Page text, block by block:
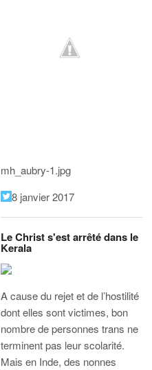
mh_aubry-1.jpg
8 janvier 2017
Le Christ s'est arrêté dans le
Kerala
A cause du rejet et de l’hostilité
dont elles sont victimes, bon
nombre de personnes trans ne
terminent pas leur scolarité.
Mais en Inde, des nonnes